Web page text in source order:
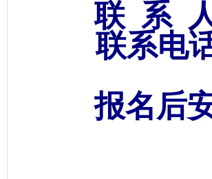
联 系
联系电话
报名后安